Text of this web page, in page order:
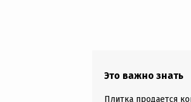
Это важно знать
Плитка продается